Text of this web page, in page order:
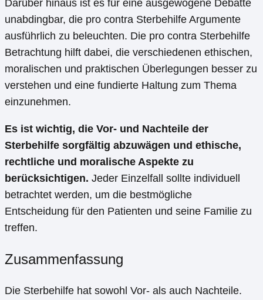
Darüber hinaus ist es für eine ausgewogene Debatte
unabdingbar, die pro contra Sterbehilfe Argumente
ausführlich zu beleuchten. Die pro contra Sterbehilfe
Betrachtung hilft dabei, die verschiedenen ethischen,
moralischen und praktischen Überlegungen besser zu
verstehen und eine fundierte Haltung zum Thema
einzunehmen.
Es ist wichtig, die Vor- und Nachteile der
Sterbehilfe sorgfältig abzuwägen und ethische,
rechtliche und moralische Aspekte zu
berücksichtigen. Jeder Einzelfall sollte individuell
betrachtet werden, um die bestmögliche
Entscheidung für den Patienten und seine Familie zu
treffen.
Zusammenfassung
Die Sterbehilfe hat sowohl Vor- als auch Nachteile.